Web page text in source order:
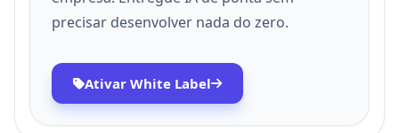
precisar desenvolver nada do zero.
Ativar White Label